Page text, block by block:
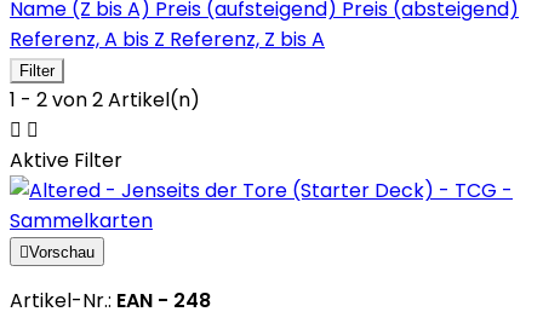
Name (Z bis A) Preis (aufsteigend) Preis (absteigend)
Referenz, A bis Z Referenz, Z bis A
Filter
1 - 2 von 2 Artikel(n)
 
Aktive Filter
Vorschau
Artikel-Nr.: EAN - 248